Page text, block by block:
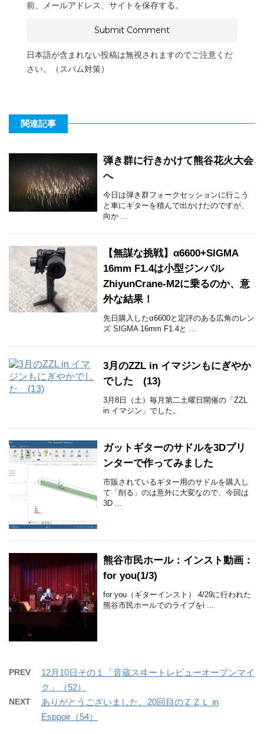
前、メールアドレス、サイトを保存する。
日本語が含まれない投稿は無視されますのでご注意くだ
さい。（スパム対策）
関連記事
弾き群に行きかけて熊谷花火大会
へ
今日は弾き群フォークセッションに行こう
と車にギターを積んで出かけたのですが、
向か ...
【無謀な挑戦】α6600+SIGMA
16mm F1.4は小型ジンバル
ZhiyunCrane-M2に乗るのか、意
外な結果！
先日購入したα6600と定評のある広角のレン
ズ SIGMA 16mm F1.4と ...
3月のZZL in イマジンもにぎやか
でした (13)
3月8日（土）毎月第二土曜日開催の「ZZL
in イマジン」でした。
ガットギターのサドルを3Dプリ
ンターで作ってみました
市販されているギター用のサドルを購入し
て「削る」のは意外に大変なので、今回は
3D ...
熊谷市民ホール：インスト動画：
for you(1/3)
for you（ギターインスト） 4/29に行われた
熊谷市民ホールでのライブをi ...
PREV
12月10日その１「音蔵スヰートレビューオープンマイ
ク」（52）
NEXT
ありがとうございました。20回目のＺＺＬ in
Esppoir（54）